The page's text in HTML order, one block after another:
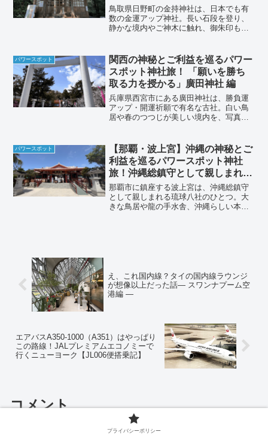
ット神社旅
鳥取県日野町の金持神社は、日本でも有
数の金運アップ神社。長い石段を登り、
静かな境内やご神木に触れ、御朱印もい
パワースポット
関西の神秘とご利益を巡るパワー
スポット神社旅！ 「願いを勝ち
取る力を授かる」廣田神社 編
兵庫県西宮市にある廣田神社は、勝負運
アップ・開運祈願で有名な古社。白い鳥
居や春のつつじが美しい境内を、写真付
パワースポット
【那覇・波上宮】沖縄の神秘とご
利益を巡るパワースポット神社
旅！沖縄総鎮守として親しまれる
海辺の古社
那覇市に鎮座する波上宮は、沖縄総鎮守
として親しまれる琉球八社のひとつ。大
きな鳥居や龍の手水舎、沖縄らしい本
え、これ国内線？タイの国内線ラウンジ
が想像以上だった話― スワンナプーム空
港編 ―
エアバスA350-1000（A351）はやっぱり
この路線！JALプレミアムエコノミーで
行くニューヨーク【JL006便搭乗記】
コメント
プライバシーポリシー